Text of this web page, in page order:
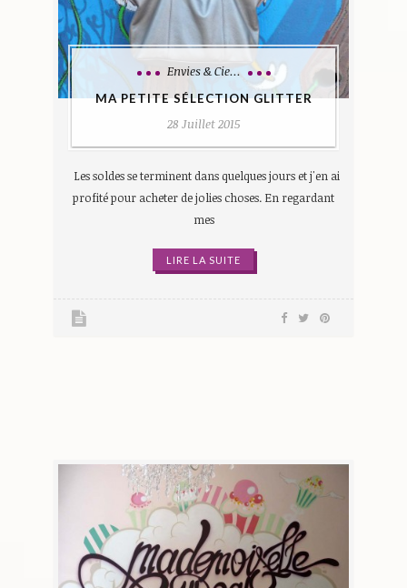
Envies & Cie...
MA PETITE SÉLECTION GLITTER
28 Juillet 2015
Les soldes se terminent dans quelques jours et j'en ai
profité pour acheter de jolies choses. En regardant
mes
LIRE LA SUITE